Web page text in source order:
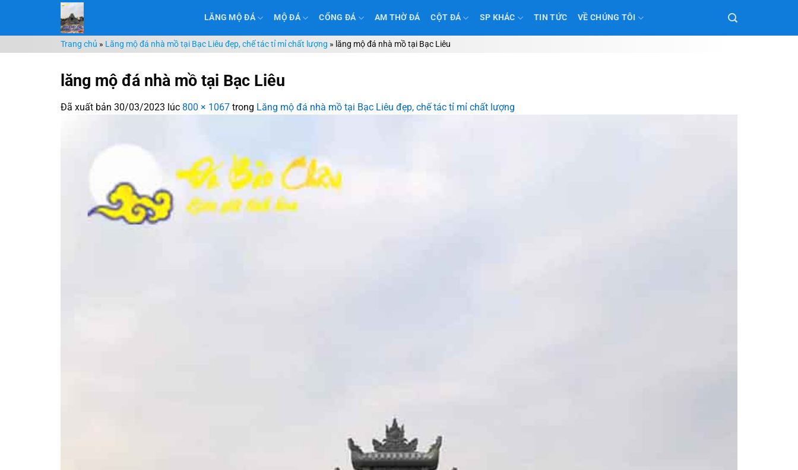
nội
dung
LĂNG MỘ ĐÁ MỘ ĐÁ CỔNG ĐÁ AM THỜ ĐÁ CỘT ĐÁ SP KHÁC TIN TỨC VỀ CHÚNG TÔI
Trang chủ » Lăng mộ đá nhà mồ tại Bạc Liêu đẹp, chế tác tỉ mỉ chất lượng » lăng mộ đá nhà mồ tại Bạc Liêu
lăng mộ đá nhà mồ tại Bạc Liêu
Đã xuất bản 30/03/2023 lúc 800 × 1067 trong Lăng mộ đá nhà mồ tại Bạc Liêu đẹp, chế tác tỉ mỉ chất lượng